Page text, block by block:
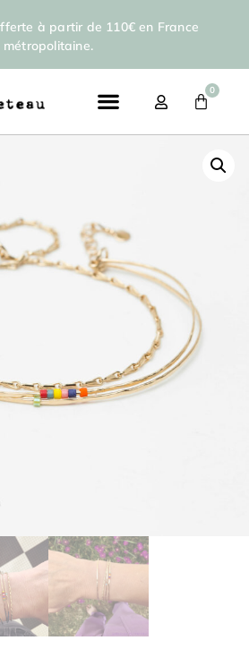
à partir de 110€ en France
métropolitaine.
0